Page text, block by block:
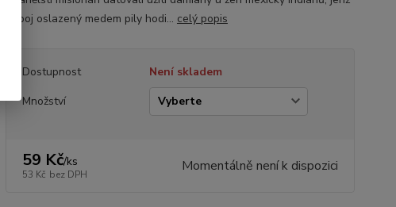
nápoj oslazený medem pily hodi... celý popis
Dostupnost
Není skladem
Množství
59 Kč/ks
53 Kč bez DPH Momentálně není k dispozici